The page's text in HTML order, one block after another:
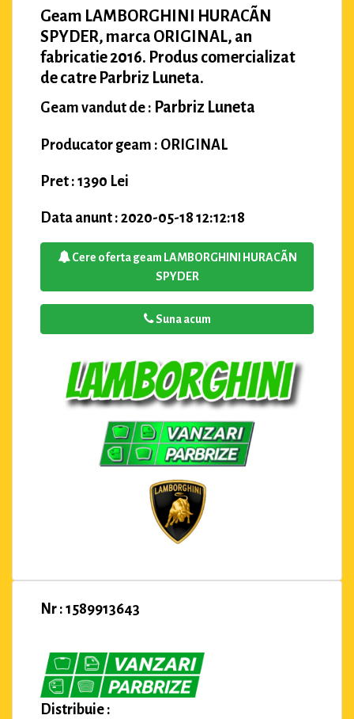
Geam LAMBORGHINI HURACÃN
SPYDER, marca ORIGINAL, an
fabricatie 2016. Produs comercializat
de catre Parbriz Luneta.
Geam vandut de : Parbriz Luneta
Producator geam : ORIGINAL
Pret : 1390 Lei
Data anunt : 2020-05-18 12:12:18
Cere oferta geam LAMBORGHINI HURACÃN
SPYDER
Suna acum
Nr : 1589913643
Distribuie :